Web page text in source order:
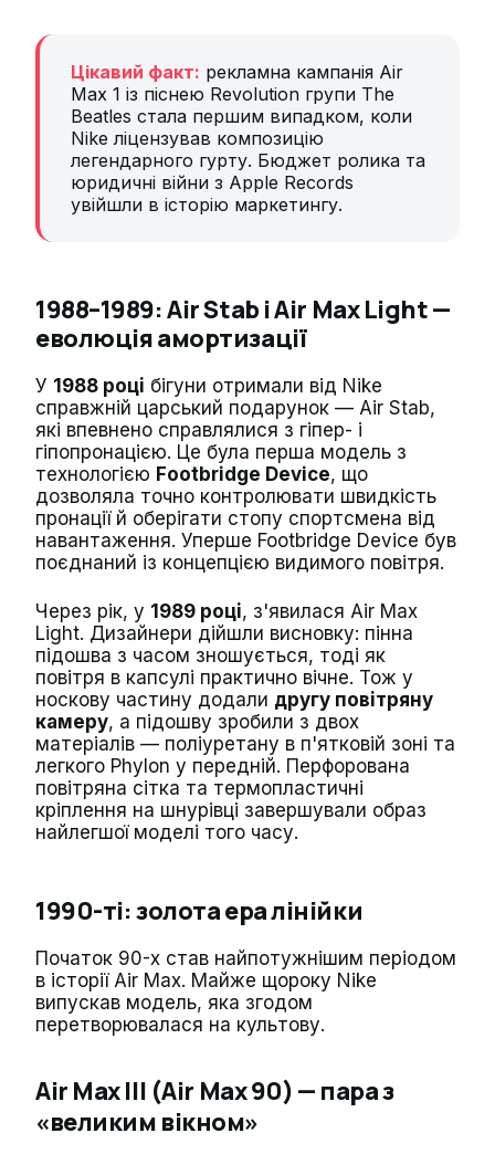
Цікавий факт: рекламна кампанія Air
Max 1 із піснею Revolution групи The
Beatles стала першим випадком, коли
Nike ліцензував композицію
легендарного гурту. Бюджет ролика та
юридичні війни з Apple Records
увійшли в історію маркетингу.
1988–1989: Air Stab і Air Max Light —
еволюція амортизації
У 1988 році бігуни отримали від Nike
справжній царський подарунок — Air Stab,
які впевнено справлялися з гіпер- і
гіпопронацією. Це була перша модель з
технологією Footbridge Device, що
дозволяла точно контролювати швидкість
пронації й оберігати стопу спортсмена від
навантаження. Уперше Footbridge Device був
поєднаний із концепцією видимого повітря.
Через рік, у 1989 році, з'явилася Air Max
Light. Дизайнери дійшли висновку: пінна
підошва з часом зношується, тоді як
повітря в капсулі практично вічне. Тож у
носкову частину додали другу повітряну
камеру, а підошву зробили з двох
матеріалів — поліуретану в п'ятковій зоні та
легкого Phylon у передній. Перфорована
повітряна сітка та термопластичні
кріплення на шнурівці завершували образ
найлегшої моделі того часу.
1990-ті: золота ера лінійки
Початок 90-х став найпотужнішим періодом
в історії Air Max. Майже щороку Nike
випускав модель, яка згодом
перетворювалася на культову.
Air Max III (Air Max 90) — пара з
«великим вікном»